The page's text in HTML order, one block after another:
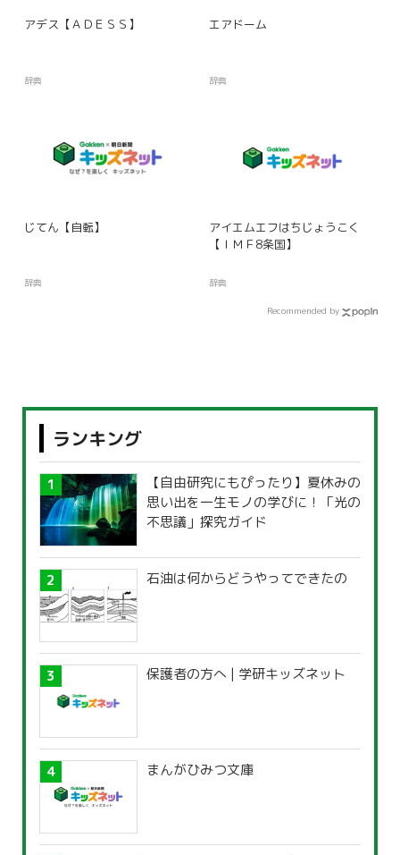
アデス【ＡＤＥＳＳ】
辞典
エアドーム
辞典
じてん【自転】
辞典
アイエムエフはちじょうこく
【ＩＭＦ8条国】
辞典
Recommended by
ランキング
【自由研究にもぴったり】夏休みの
思い出を一生モノの学びに！「光の
不思議」探究ガイド
石油は何からどうやってできたの
保護者の方へ | 学研キッズネット
まんがひみつ文庫